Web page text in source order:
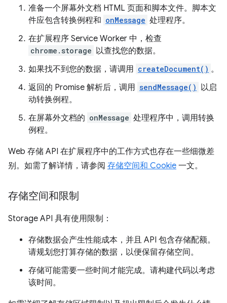
准备一个屏幕外文档 HTML 页面和脚本文件。脚本文
件应包含转换例程和 onMessage 处理程序。
在扩展程序 Service Worker 中，检查
chrome.storage 以查找您的数据。
如果找不到您的数据，请调用 createDocument() 。
返回的 Promise 解析后，调用 sendMessage() 以启
动转换例程。
在屏幕外文档的 onMessage 处理程序中，调用转换
例程。
Web 存储 API 在扩展程序中的工作方式也存在一些细微差
别。如需了解详情，请参阅 存储空间和 Cookie 一文。
存储空间和限制
Storage API 具有使用限制：
存储数据会产生性能成本，并且 API 包含存储配额。
请规划您打算存储的数据，以便保留存储空间。
存储可能需要一些时间才能完成。请构建代码以考虑
该时间。